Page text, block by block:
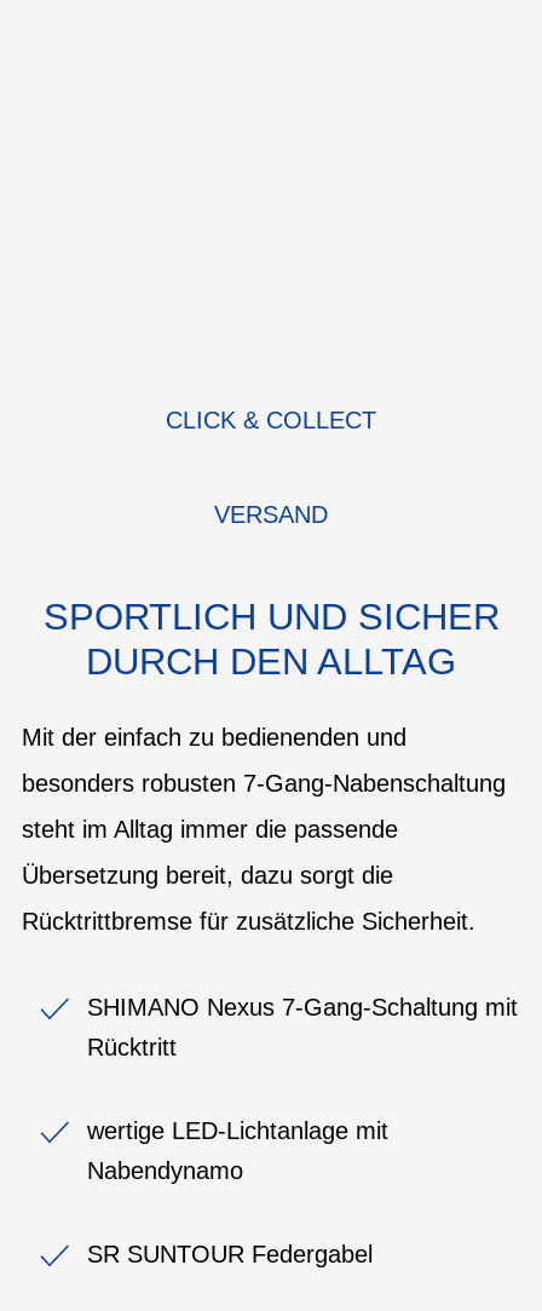
CLICK & COLLECT
VERSAND
SPORTLICH UND SICHER
DURCH DEN ALLTAG
Mit der einfach zu bedienenden und
besonders robusten 7-Gang-Nabenschaltung
steht im Alltag immer die passende
Übersetzung bereit, dazu sorgt die
Rücktrittbremse für zusätzliche Sicherheit.
SHIMANO Nexus 7-Gang-Schaltung mit
Rücktritt
wertige LED-Lichtanlage mit
Nabendynamo
SR SUNTOUR Federgabel